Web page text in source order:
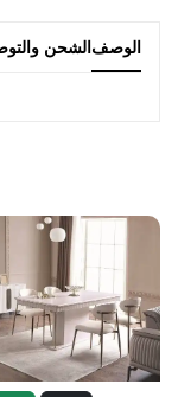
الوصف الشحن